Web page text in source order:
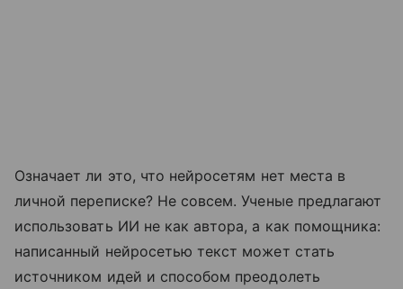
Означает ли это, что нейросетям нет места в
личной переписке? Не совсем. Ученые предлагают
использовать ИИ не как автора, а как помощника:
написанный нейросетью текст может стать
источником идей и способом преодолеть